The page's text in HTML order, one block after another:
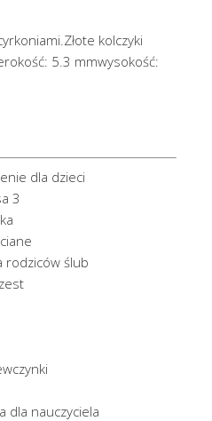
kolczyki
5.3 mmwysokość:
dla dzieci
3
rodziców ślub
dla nauczyciela